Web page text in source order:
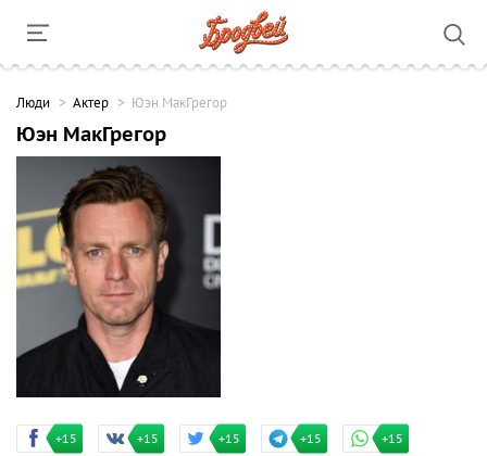
Люди Актер Юэн МакГрегор
Юэн МакГрегор
+15 +15 +15 +15 +15